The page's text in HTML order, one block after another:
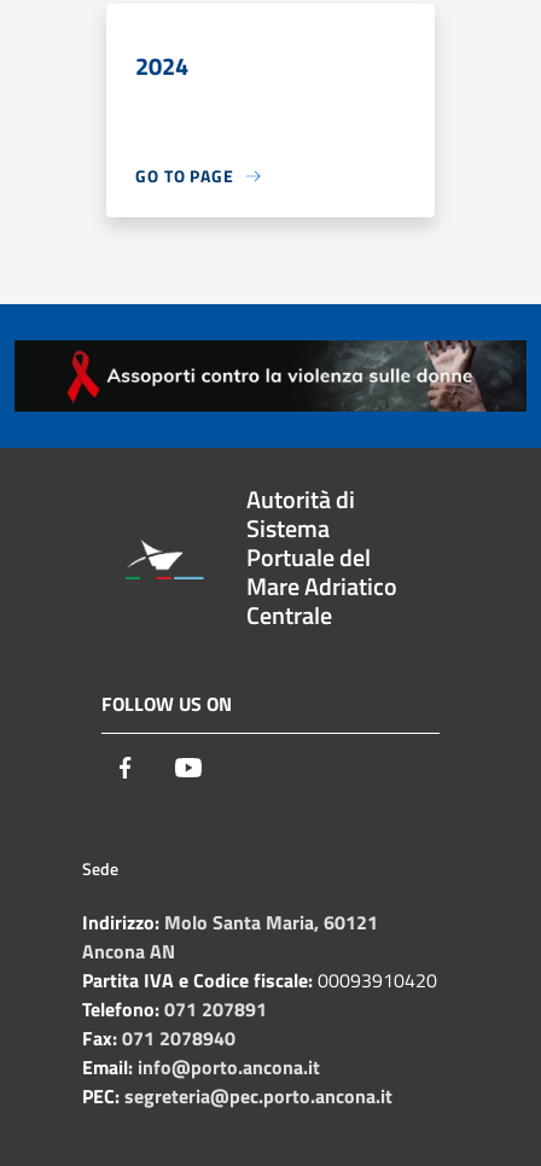
2024
GO TO PAGE
Autorità di
Sistema
Portuale del
Mare Adriatico
Centrale
FOLLOW US ON
Facebook
Sede
Indirizzo: Molo Santa Maria, 60121
Ancona AN
Partita IVA e Codice fiscale:00093910420
Telefono:071 207891
Fax:071 2078940
Email: info@porto.ancona.it
PEC:segreteria@pec.porto.ancona.it